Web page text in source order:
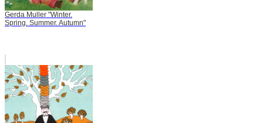
Gerda Muller "Winter.
Spring. Summer. Autumn"